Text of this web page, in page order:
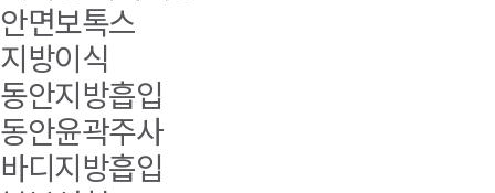
안면보톡스
지방이식
동안지방흡입
동안윤곽주사
바디지방흡입